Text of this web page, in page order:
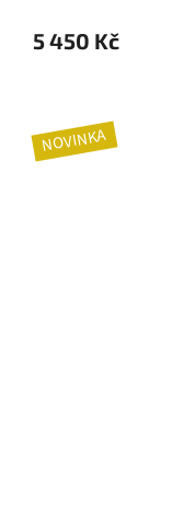
5 450 Kč
NOVINKA